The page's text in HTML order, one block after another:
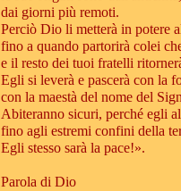
dai giorni più remoti.
Perciò Dio li metterà in potere
fino a quando partorirà colei
e il resto dei tuoi fratelli
Egli si leverà e pascerà con la
con la maestà del nome del
Abiteranno sicuri, perché egli
fino agli estremi confini della
Egli stesso sarà la pace!».
Parola di Dio